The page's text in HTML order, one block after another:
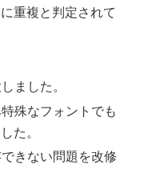
重複と判定されて
ました。
殊なフォントでも
た。
きない問題を改修